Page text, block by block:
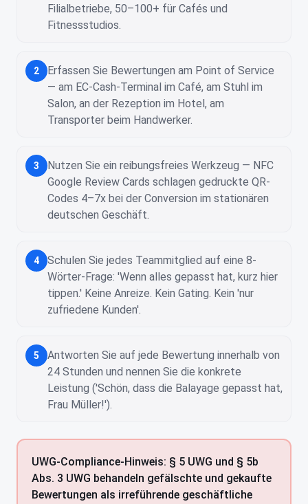
Filialbetriebe, 50–100+ für Cafés und
Fitnessstudios.
2
Erfassen Sie Bewertungen am Point of Service
— am EC-Cash-Terminal im Café, am Stuhl im
Salon, an der Rezeption im Hotel, am
Transporter beim Handwerker.
3
Nutzen Sie ein reibungsfreies Werkzeug — NFC
Google Review Cards schlagen gedruckte QR-
Codes 4–7x bei der Conversion im stationären
deutschen Geschäft.
4
Schulen Sie jedes Teammitglied auf eine 8-
Wörter-Frage: 'Wenn alles gepasst hat, kurz hier
tippen.' Keine Anreize. Kein Gating. Kein 'nur
zufriedene Kunden'.
5
Antworten Sie auf jede Bewertung innerhalb von
24 Stunden und nennen Sie die konkrete
Leistung ('Schön, dass die Balayage gepasst hat,
Frau Müller!').
UWG-Compliance-Hinweis: § 5 UWG und § 5b
Abs. 3 UWG behandeln gefälschte und gekaufte
Bewertungen als irreführende geschäftliche